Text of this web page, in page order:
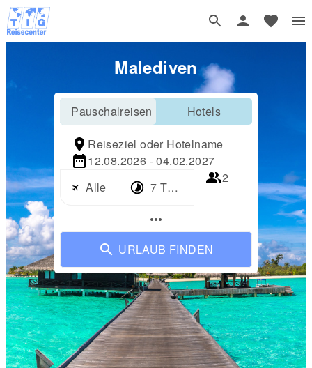
Malediven
Pauschalreisen Hotels
Reiseziel oder Hotelname
12.08.2026 - 04.02.2027
Alle
7 Tage
2
more_horiz
URLAUB FINDEN